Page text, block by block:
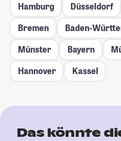
Hamburg
Düsseldorf
Bremen
Baden-
Münster
Bayern
Hannover
Kassel
Das könnte